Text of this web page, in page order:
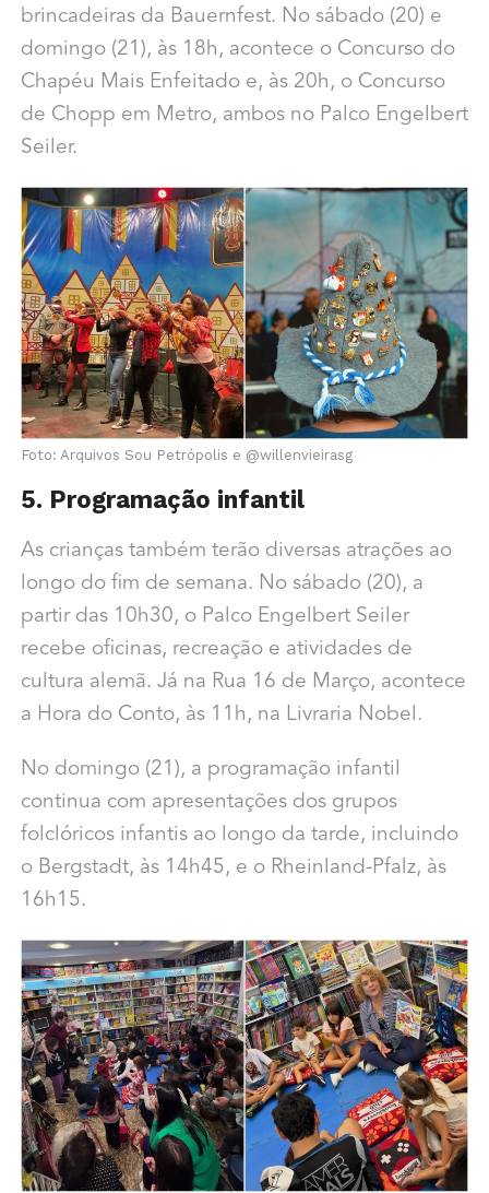
brincadeiras da Bauernfest. No sábado (20) e
domingo (21), às 18h, acontece o Concurso do
Chapéu Mais Enfeitado e, às 20h, o Concurso
de Chopp em Metro, ambos no Palco Engelbert
Seiler.
Foto: Arquivos Sou Petrópolis e @willenvieirasg
5. Programação infantil
As crianças também terão diversas atrações ao
longo do fim de semana. No sábado (20), a
partir das 10h30, o Palco Engelbert Seiler
recebe oficinas, recreação e atividades de
cultura alemã. Já na Rua 16 de Março, acontece
a Hora do Conto, às 11h, na Livraria Nobel.
No domingo (21), a programação infantil
continua com apresentações dos grupos
folclóricos infantis ao longo da tarde, incluindo
o Bergstadt, às 14h45, e o Rheinland-Pfalz, às
16h15.